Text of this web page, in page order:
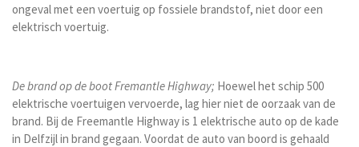
ongeval met een voertuig op fossiele brandstof, niet door een
elektrisch voertuig.
De brand op de boot Fremantle Highway; Hoewel het schip 500
elektrische voertuigen vervoerde, lag hier niet de oorzaak van de
brand. Bij de Freemantle Highway is 1 elektrische auto op de kade
in Delfzijl in brand gegaan. Voordat de auto van boord is gehaald